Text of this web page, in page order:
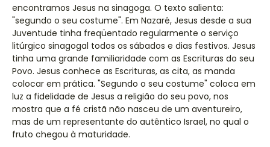
encontramos Jesus na sinagoga. O texto salienta:
"segundo o seu costume". Em Nazaré, Jesus desde a sua
Juventude tinha freqüentado regularmente o serviço
litúrgico sinagogal todos os sábados e dias festivos. Jesus
tinha uma grande familiaridade com as Escrituras do seu
Povo. Jesus conhece as Escrituras, as cita, as manda
colocar em prática. "Segundo o seu costume" coloca em
luz a fidelidade de Jesus a religião do seu povo, nos
mostra que a fé cristã não nasceu de um aventureiro,
mas de um representante do autêntico Israel, no qual o
fruto chegou à maturidade.